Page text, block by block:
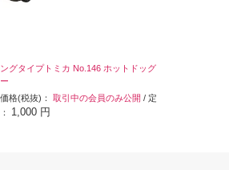
ングタイプトミカ No.146 ホットドッグ
格(税抜)： 取引中の会員のみ公開 / 定
1,000 円